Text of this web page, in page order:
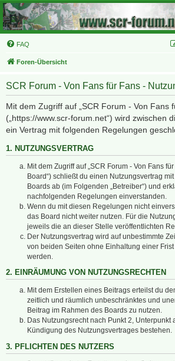
FAQ
Foren-Übersicht
SCR Forum - Von Fans für Fans -
Mit dem Zugriff auf „SCR Forum - Von Fans
(„https://www.scr-forum.net“) wird zwischen
ein Vertrag mit folgenden Regelungen
1. NUTZUNGSVERTRAG
Mit dem Zugriff auf „SCR Forum - Von Fans
Board“) schließt du einen Nutzungsvertrag
Boards ab (im Folgenden „Betreiber“) und
nachfolgenden Regelungen einverstanden.
Wenn du mit diesen Regelungen nicht
das Board nicht weiter nutzen. Für die
jeweils die an dieser Stelle veröffentlichten
Der Nutzungsvertrag wird auf unbestimmte
von beiden Seiten ohne Einhaltung einer
werden.
2. EINRÄUMUNG VON NUTZUNGSRECHTEN
Mit dem Erstellen eines Beitrags erteilst du
zeitlich und räumlich unbeschränktes und
Beitrag im Rahmen des Boards zu nutzen.
Das Nutzungsrecht nach Punkt 2, Unterpunkt
Kündigung des Nutzungsvertrages bestehen.
3. PFLICHTEN DES NUTZERS